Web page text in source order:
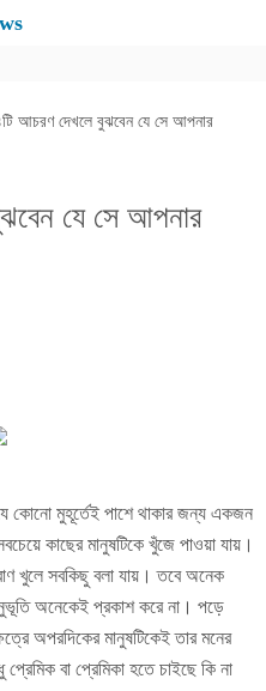
আচরণ দেখলে বুঝবেন যে সে আপনার
যে সে আপনার
কোনো মুহূর্তেই পাশে থাকার জন্য একজন
কাছের মানুষটিকে খুঁজে পাওয়া যায়।
খুলে সবকিছু বলা যায়। তবে অনেক
অনেকেই প্রকাশ করে না। পড়ে
অপরদিকের মানুষটিকেই তার মনের
বা প্রেমিকা হতে চাইছে কি না